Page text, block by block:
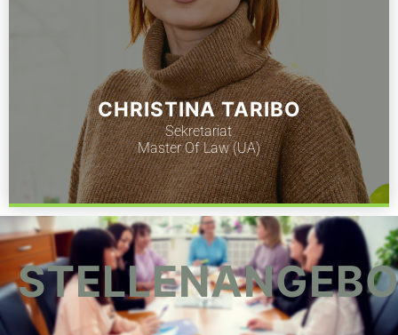
CHRISTINA TARIBO
Sekretariat
Master Of Law (UA)